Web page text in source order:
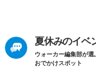
夏休みのイベ
ウォーカー編集部が
おでかけスポット